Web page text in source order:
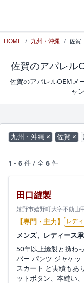
HOME / 九州・沖縄 / 佐賀
佐賀のアパレル
佐賀のアパレルOEMメ
ャ
九州・沖縄 × 佐賀 ×
1 - 6 件 / 全 6 件
田口縫製
嬉野市嬉野町大字不動山
【専門・主力】 レデ
メンズ、レディース
50年以上縫製と携わ
バー パンツ ジャケッ
スカート と実績もあ
ットボタン、本縫い